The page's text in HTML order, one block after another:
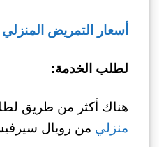
أسعار التمريض
لطلب الخدمة:
هناك أكثر من طريق
منزلي من رويال